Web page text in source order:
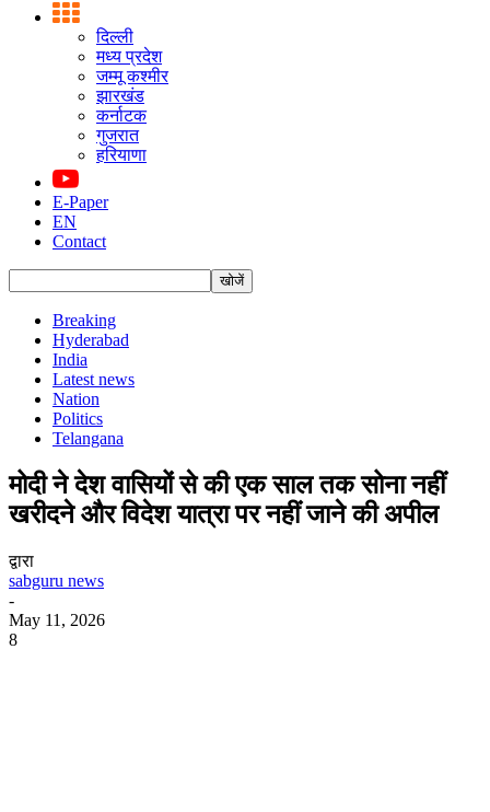
दिल्ली
मध्य प्रदेश
जम्मू कश्मीर
झारखंड
कर्नाटक
गुजरात
हरियाणा
E-Paper
EN
Contact
Breaking
Hyderabad
India
Latest news
Nation
Politics
Telangana
मोदी ने देश वासियों से की एक साल तक सोना नहीं
खरीदने और विदेश यात्रा पर नहीं जाने की अपील
द्वारा
sabguru news
-
May 11, 2026
8